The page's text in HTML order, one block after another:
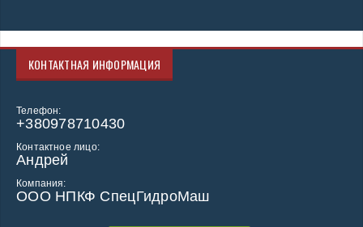
КОНТАКТНАЯ ИНФОРМАЦИЯ
Телефон:
+380978710430
Контактное лицо:
Андрей
Компания:
ООО НПКФ СпецГидроМаш